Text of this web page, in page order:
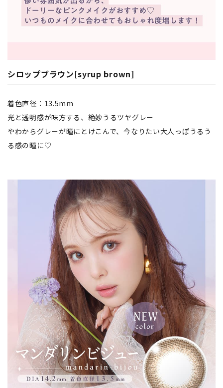
シロップブラウン[syrup brown]
着色直径：13.5mm
光と透明感が味方する、絶妙うるツヤグレー
やわからグレーが瞳にとけこんで、今なりたい大人っぽうるう
る感の瞳に♡